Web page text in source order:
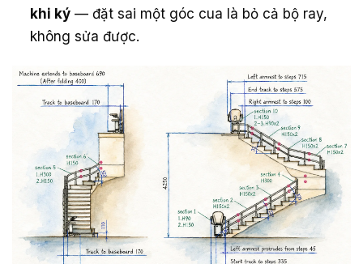
khi ký — đặt sai một góc cua là bỏ cả bộ ray,
không sửa được.